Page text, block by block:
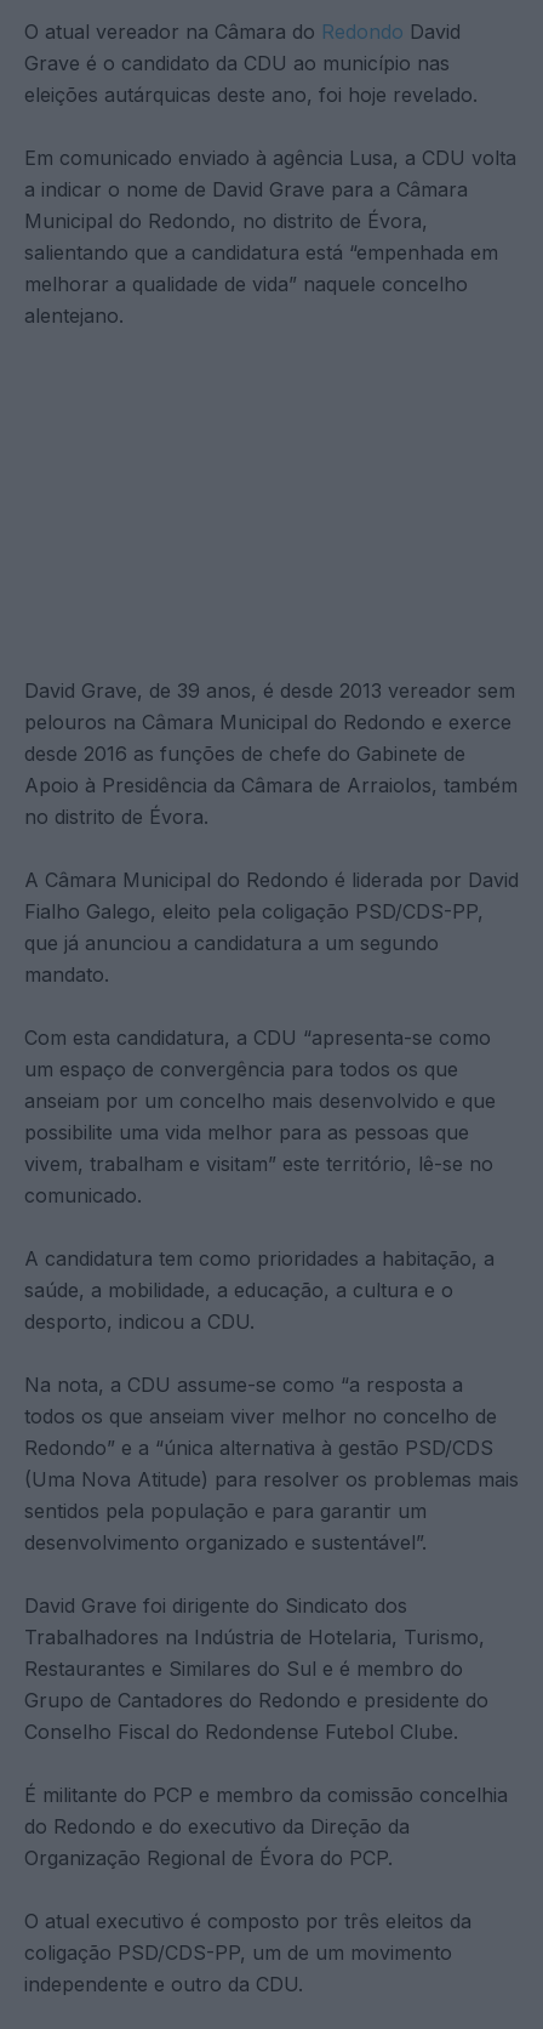
O atual vereador na Câmara do Redondo David
Grave é o candidato da CDU ao município nas
eleições autárquicas deste ano, foi hoje revelado.
Em comunicado enviado à agência Lusa, a CDU volta
a indicar o nome de David Grave para a Câmara
Municipal do Redondo, no distrito de Évora,
salientando que a candidatura está “empenhada em
melhorar a qualidade de vida” naquele concelho
alentejano.
David Grave, de 39 anos, é desde 2013 vereador sem
pelouros na Câmara Municipal do Redondo e exerce
desde 2016 as funções de chefe do Gabinete de
Apoio à Presidência da Câmara de Arraiolos, também
no distrito de Évora.
A Câmara Municipal do Redondo é liderada por David
Fialho Galego, eleito pela coligação PSD/CDS-PP,
que já anunciou a candidatura a um segundo
mandato.
Com esta candidatura, a CDU “apresenta-se como
um espaço de convergência para todos os que
anseiam por um concelho mais desenvolvido e que
possibilite uma vida melhor para as pessoas que
vivem, trabalham e visitam” este território, lê-se no
comunicado.
A candidatura tem como prioridades a habitação, a
saúde, a mobilidade, a educação, a cultura e o
desporto, indicou a CDU.
Na nota, a CDU assume-se como “a resposta a
todos os que anseiam viver melhor no concelho de
Redondo” e a “única alternativa à gestão PSD/CDS
(Uma Nova Atitude) para resolver os problemas mais
sentidos pela população e para garantir um
desenvolvimento organizado e sustentável”.
David Grave foi dirigente do Sindicato dos
Trabalhadores na Indústria de Hotelaria, Turismo,
Restaurantes e Similares do Sul e é membro do
Grupo de Cantadores do Redondo e presidente do
Conselho Fiscal do Redondense Futebol Clube.
É militante do PCP e membro da comissão concelhia
do Redondo e do executivo da Direção da
Organização Regional de Évora do PCP.
O atual executivo é composto por três eleitos da
coligação PSD/CDS-PP, um de um movimento
independente e outro da CDU.